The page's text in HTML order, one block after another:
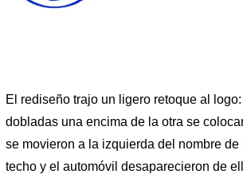
El rediseño trajo un ligero retoque al
dobladas una encima de la otra se
se movieron a la izquierda del nombre de
techo y el automóvil desaparecieron de